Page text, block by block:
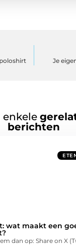
Je
enkele
berichten
wat maakt een
dan op: Share on X